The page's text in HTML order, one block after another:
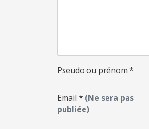
Pseudo ou prénom *
Email * (Ne sera pas
publiée)